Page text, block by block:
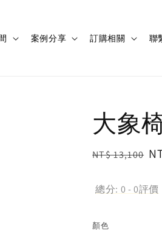
案例分享 訂購相關 聯
大象
Regular
NT$ 13,100
總分: 0 -0評價
顏色